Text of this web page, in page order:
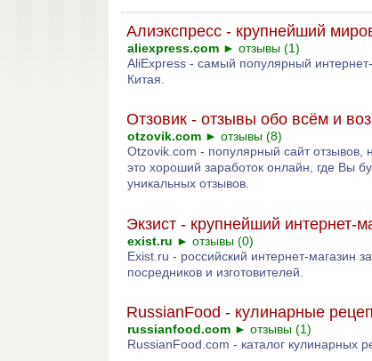
Алиэкспресс - крупнейший
aliexpress.com ► отзывы (1)
AliExpress - самый популярный
Китая.
Отзовик - отзывы обо всём и
otzovik.com ► отзывы (8)
Otzovik.com - популярный сайт отзывов,
это хороший заработок онлайн, где Вы
уникальных отзывов.
Экзист - крупнейший интернет-
exist.ru ► отзывы (0)
Exist.ru - российский интернет-магазин
посредников и изготовителей.
RussianFood - кулинарные
russianfood.com ► отзывы (1)
RussianFood.com - каталог кулинарных